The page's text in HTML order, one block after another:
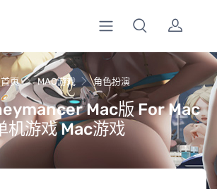
首页 MAC游戏 角色扮演
Mac版 For Mac
机游戏 Mac游戏